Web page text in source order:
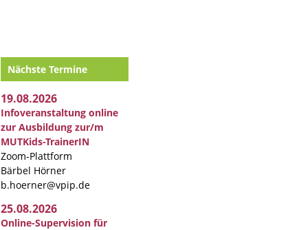
Nächste Termine
19.08.2026
Infoveranstaltung online
zur Ausbildung zur/m
MUTKids-TrainerIN
Zoom-Plattform
Bärbel Hörner
b.hoerner@vpip.de
25.08.2026
Online-Supervision für